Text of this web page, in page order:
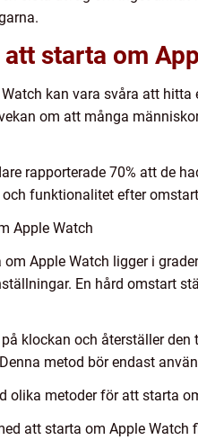
starta om
kan vara svåra att
om att många
rapporterade 70% att de
funktionalitet efter
Apple Watch
Apple Watch ligger i
En hård omstart
klockan och återställer
metod bör endast
olika metoder för att starta
att starta om Apple